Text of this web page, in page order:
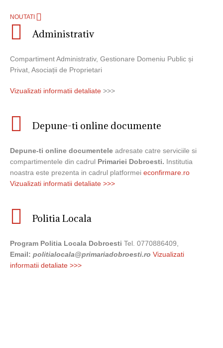
NOUTATI
Administrativ
Compartiment Administrativ, Gestionare Domeniu Public și
Privat, Asociații de Proprietari
Vizualizati informatii detaliate >>>
Depune-ti online documente
Depune-ti online documentele adresate catre serviciile si
compartimentele din cadrul Primariei Dobroesti. Institutia
noastra este prezenta in cadrul platformei econfirmare.ro
Vizualizati informatii detaliate >>>
Politia Locala
Program Politia Locala Dobroesti Tel. 0770886409,
Email: politialocala@primariadobroesti.ro Vizualizati
informatii detaliate >>>